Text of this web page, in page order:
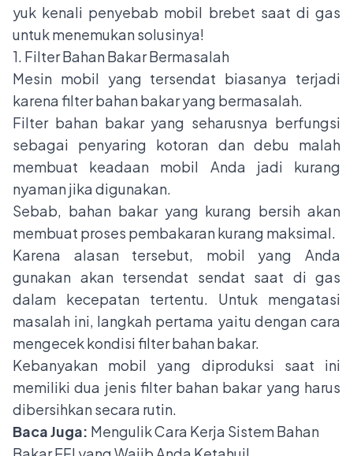
yuk kenali penyebab mobil brebet saat di gas
untuk menemukan solusinya!
1. Filter Bahan Bakar Bermasalah
Mesin mobil yang tersendat biasanya terjadi
karenafilter bahan bakaryang bermasalah.
Filter bahan bakar yang seharusnya berfungsi
sebagai penyaring kotoran dan debu malah
membuat keadaan mobil Anda jadi kurang
nyaman jika digunakan.
Sebab, bahan bakar yang kurang bersih akan
membuat proses pembakaran kurang maksimal.
Karena alasan tersebut, mobil yang Anda
gunakan akan tersendat sendat saat di gas
dalam kecepatan tertentu. Untuk mengatasi
masalah ini, langkah pertama yaitu dengan cara
mengecek kondisi filter bahan bakar.
Kebanyakan mobil yang diproduksi saat ini
memiliki dua jenis filter bahan bakar yang harus
dibersihkan secara rutin.
Baca Juga: Mengulik Cara Kerja Sistem Bahan